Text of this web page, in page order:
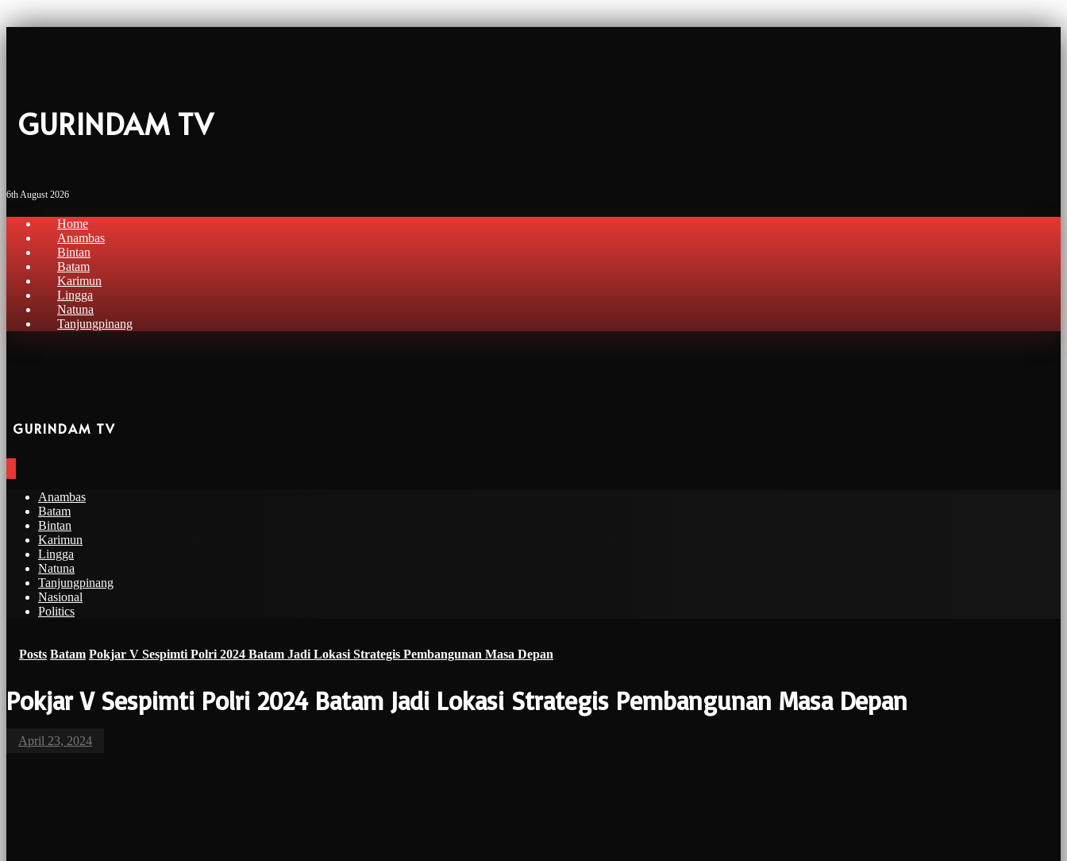
GURINDAM TV
6th August 2026
Home
Anambas
Bintan
Batam
Karimun
Lingga
Natuna
Tanjungpinang
GURINDAM TV
Anambas
Batam
Bintan
Karimun
Lingga
Natuna
Tanjungpinang
Nasional
Politics
Posts Batam Pokjar V Sespimti Polri 2024 Batam Jadi Lokasi Strategis Pembangunan Masa Depan
Pokjar V Sespimti Polri 2024 Batam Jadi Lokasi Strategis Pembangunan Masa Depan
April 23, 2024